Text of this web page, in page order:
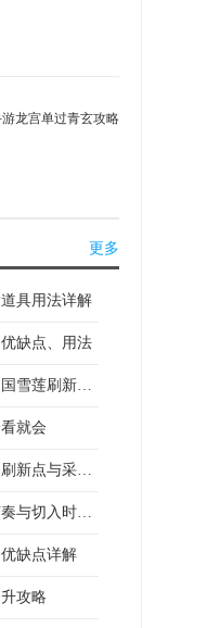
龙宫单过青玄攻略
更多
具用法详解
缺点、用法
永劫无间雪莲村位置在哪，火罗国雪莲刷新点大全
就会
永劫无间火罗国雪莲在哪，固定刷新点与采集指南
横扫千军赵云流怎么玩，发育节奏与切入时机全解析
缺点详解
攻略